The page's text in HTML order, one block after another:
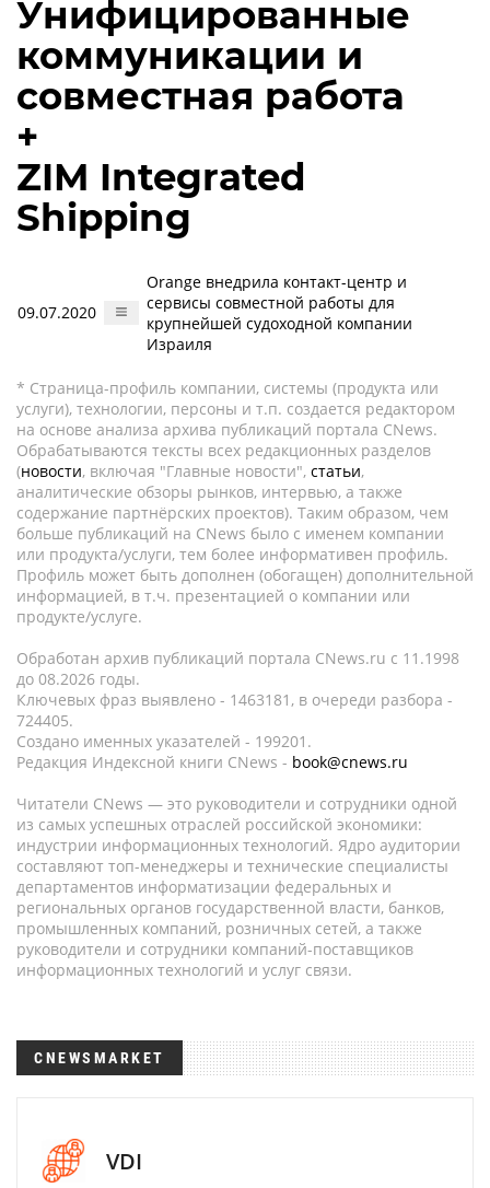
Унифицированные
коммуникации и
совместная работа
+
ZIM Integrated
Shipping
09.07.2020
Orange внедрила контакт-центр и
сервисы совместной работы для
крупнейшей судоходной компании
Израиля
* Страница-профиль компании, системы (продукта или
услуги), технологии, персоны и т.п. создается редактором
на основе анализа архива публикаций портала CNews.
Обрабатываются тексты всех редакционных разделов
(новости, включая "Главные новости", статьи,
аналитические обзоры рынков, интервью, а также
содержание партнёрских проектов). Таким образом, чем
больше публикаций на CNews было с именем компании
или продукта/услуги, тем более информативен профиль.
Профиль может быть дополнен (обогащен) дополнительной
информацией, в т.ч. презентацией о компании или
продукте/услуге.
Обработан архив публикаций портала CNews.ru c 11.1998
до 08.2026 годы.
Ключевых фраз выявлено - 1463181, в очереди разбора -
724405.
Создано именных указателей - 199201.
Редакция Индексной книги CNews - book@cnews.ru
Читатели CNews — это руководители и сотрудники одной
из самых успешных отраслей российской экономики:
индустрии информационных технологий. Ядро аудитории
составляют топ-менеджеры и технические специалисты
департаментов информатизации федеральных и
региональных органов государственной власти, банков,
промышленных компаний, розничных сетей, а также
руководители и сотрудники компаний-поставщиков
информационных технологий и услуг связи.
CNEWSMARKET
VDI